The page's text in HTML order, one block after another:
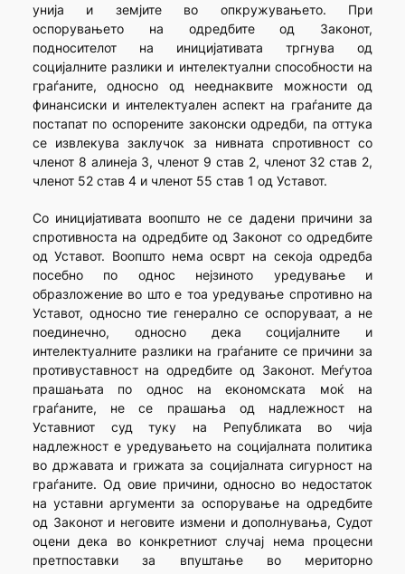
унија и земјите во опкружувањето. При
оспорувањето на одредбите од Законот,
подносителот на иницијативата тргнува од
социјалните разлики и интелектуални способности на
граѓаните, односно од нееднаквите можности од
финансиски и интелектуален аспект на граѓаните да
постапат по оспорените законски одредби, па оттука
се извлекува заклучок за нивната спротивност со
членот 8 алинеја 3, членот 9 став 2, членот 32 став 2,
членот 52 став 4 и членот 55 став 1 од Уставот.
Со иницијативата воопшто не се дадени причини за
спротивноста на одредбите од Законот со одредбите
од Уставот. Воопшто нема осврт на секоја одредба
посебно по однос нејзиното уредување и
образложение во што е тоа уредување спротивно на
Уставот, односно тие генерално се оспоруваат, а не
поединечно, односно дека социјалните и
интелектуалните разлики на граѓаните се причини за
противуставност на одредбите од Законот. Меѓутоа
прашањата по однос на економската моќ на
граѓаните, не се прашања од надлежност на
Уставниот суд туку на Републиката во чија
надлежност е уредувањето на социјалната политика
во државата и грижата за социјалната сигурност на
граѓаните. Од овие причини, односно во недостаток
на уставни аргументи за оспорување на одредбите
од Законот и неговите измени и дополнувања, Судот
оцени дека во конкретниот случај нема процесни
претпоставки за впуштање во мериторно